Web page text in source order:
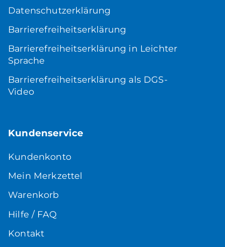
Datenschutzerklärung
Barrierefreiheitserklärung
Barrierefreiheitserklärung in Leichter
Sprache
Barrierefreiheitserklärung als DGS-
Video
Kundenservice
Kundenkonto
Mein Merkzettel
Warenkorb
Hilfe / FAQ
Kontakt